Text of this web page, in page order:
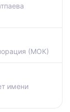
(МОК)
имени